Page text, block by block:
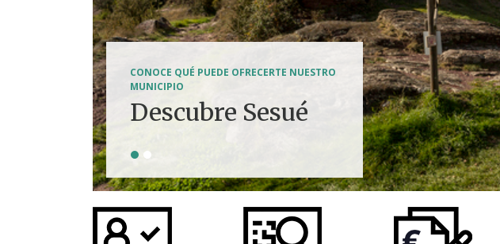
CONOCE QUÉ PUEDE OFRECERTE NUESTRO
MUNICIPIO
Descubre Sesué
Tierra de
aventuras